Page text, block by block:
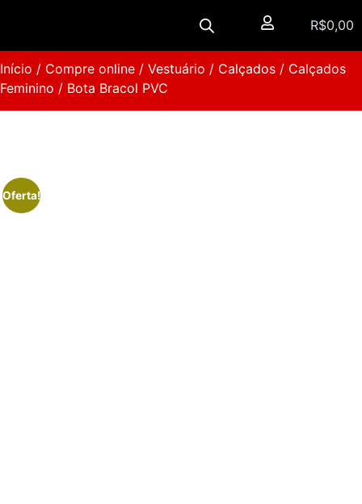
R$0,00
Início / Compre online / Vestuário / Calçados / Calçados
Feminino / Bota Bracol PVC
Oferta!